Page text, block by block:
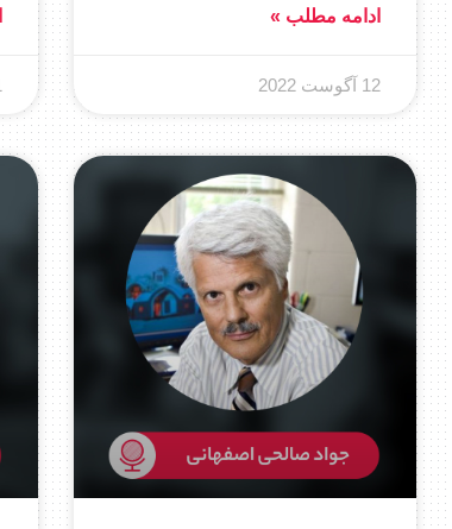
ادامه مطلب »
12 آگوست 2022